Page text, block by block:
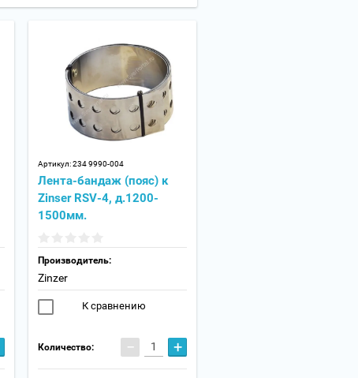
Артикул:234 9990-004
Лента-бандаж (пояс) к
Zinser RSV-4, д.1200-
1500мм.
Производитель:
Zinzer
К сравнению
Количество: − +